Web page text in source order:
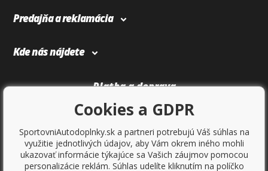
Predajňa a reklamácia
Kde nás nájdete
Platba a doprava
Cookies a GDPR
SportovniAutodoplnky.sk a partneri potrebujú Váš súhlas na
využitie jednotlivých údajov, aby Vám okrem iného mohli
ukazovať informácie týkajúce sa Vašich záujmov pomocou
personalizácie reklám. Súhlas udelíte kliknutím na políčko